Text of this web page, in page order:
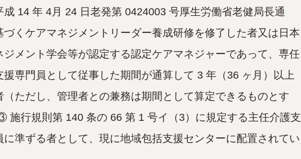
成 14 年 4月 24 日老発第 0424003 号厚生労働省老健局長通
づくケアマネジメントリーダー養成研修を修了した者又は日本
ジメント学会等が認定する認定ケアマネジャーであって、専任
援専門員として従事した期間が通算して 3 年（36 ヶ月）以上
（ただし、管理者との兼務は期間として算定できるものとす
施行規則第 140 条の 66 第 1 号イ（3）に規定する主任介護支
に準ずる者として、現に地域包括支援センターに配置されてい